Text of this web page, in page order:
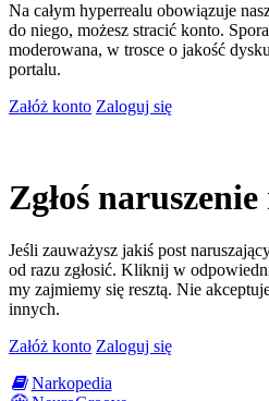
Na całym hyperrealu obowiązuje
do niego, możesz stracić konto.
moderowana, w trosce o jakość
portalu.
Załóż konto Zaloguj się
Zgłoś
Jeśli zauważysz jakiś post
od razu zgłosić. Kliknij w
my zajmiemy się resztą. Nie
innych.
Załóż konto Zaloguj się
Narkopedia